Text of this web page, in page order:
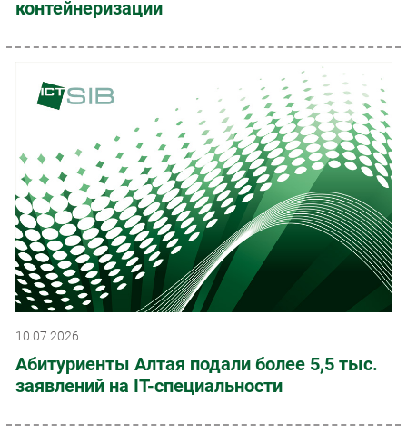
контейнеризации
10.07.2026
Абитуриенты Алтая подали более 5,5 тыс.
заявлений на IT-специальности